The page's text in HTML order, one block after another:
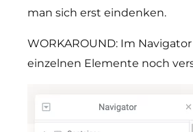
man sich erst eindenken.
WORKAROUND: Im
einzelnen Elemente noch